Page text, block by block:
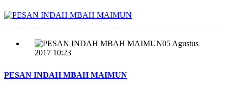
05 Agustus
2017 10:23
PESAN INDAH MBAH MAIMUN